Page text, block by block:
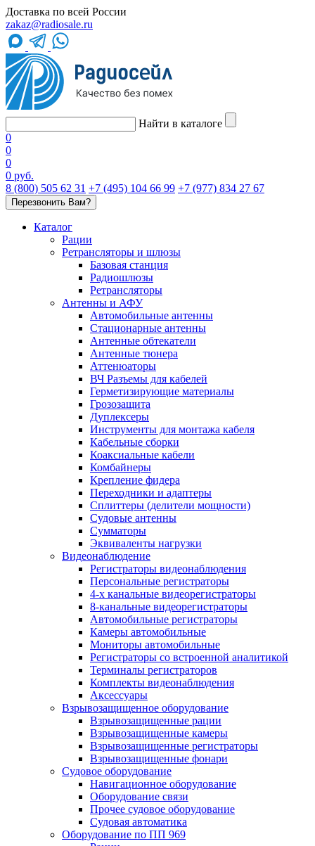
Доставка по всей России
zakaz@radiosale.ru
Найти в каталоге
0
0
0
0 руб.
8 (800) 505 62 31 +7 (495) 104 66 99 +7 (977) 834 27 67
Перезвонить Вам?
Каталог
Рации
Ретрансляторы и шлюзы
Базовая станция
Радиошлюзы
Ретрансляторы
Антенны и АФУ
Автомобильные антенны
Стационарные антенны
Антенные обтекатели
Антенные тюнера
Аттенюаторы
ВЧ Разъемы для кабелей
Герметизирующие материалы
Грозозащита
Дуплексеры
Инструменты для монтажа кабеля
Кабельные сборки
Коаксиальные кабели
Комбайнеры
Крепление фидера
Переходники и адаптеры
Сплиттеры (делители мощности)
Судовые антенны
Сумматоры
Эквиваленты нагрузки
Видеонаблюдение
Регистраторы видеонаблюдения
Персональные регистраторы
4-х канальные видеорегистраторы
8-канальные видеорегистраторы
Автомобильные регистраторы
Камеры автомобильные
Мониторы автомобильные
Регистраторы со встроенной аналитикой
Терминалы регистраторов
Комплекты видеонаблюдения
Аксессуары
Взрывозащищенное оборудование
Взрывозащищенные рации
Взрывозащищенные камеры
Взрывозащищенные регистраторы
Взрывозащищенные фонари
Судовое оборудование
Навигационное оборудование
Оборудование связи
Прочее судовое оборудование
Судовая автоматика
Оборудование по ПП 969